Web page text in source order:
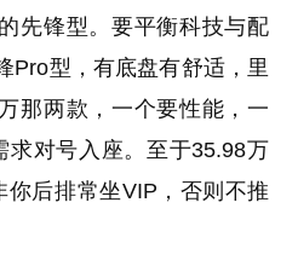
先锋型。要平衡科技与配
Pro型，有底盘有舒适，里
那两款，一个要性能，一
求对号入座。至于35.98万
你后排常坐VIP，否则不推